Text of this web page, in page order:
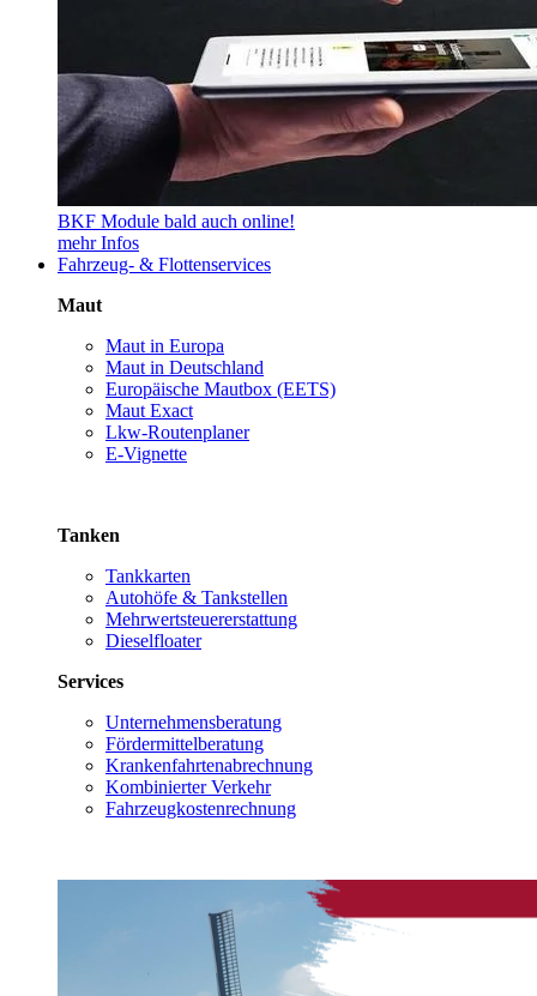
BKF Module bald auch online!
mehr Infos
Fahrzeug- & Flottenservices
Maut
Maut in Europa
Maut in Deutschland
Europäische Mautbox (EETS)
Maut Exact
Lkw-Routenplaner
E-Vignette
Tanken
Tankkarten
Autohöfe & Tankstellen
Mehrwertsteuererstattung
Dieselfloater
Services
Unternehmensberatung
Fördermittelberatung
Krankenfahrtenabrechnung
Kombinierter Verkehr
Fahrzeugkostenrechnung